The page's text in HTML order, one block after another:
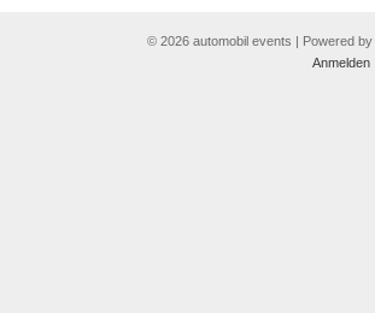
© 2026 automobil events | Powered by
Anmelden|